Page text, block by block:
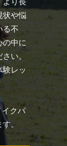
状や悩
る不
の中に
い。
レッ
クパ
。